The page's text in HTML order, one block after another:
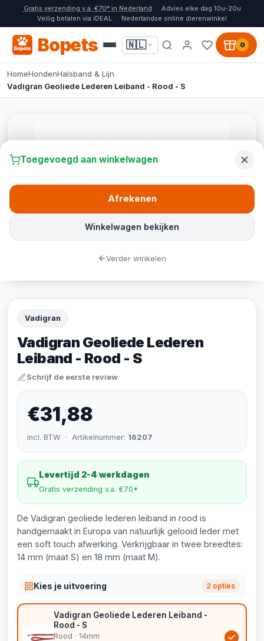
Gratis verzending v.a. €70* in Nederland
Advies elke dag 10u-20u
Veilig betalen via iDEAL
Nederlandse online dierenwinkel
Bopets 🇳🇱 0
HomeHondenHalsband & Lijn
Vadigran Geoliede Lederen Leiband - Rood - S
Vadigran
Vadigran Geoliede Lederen
Leiband - Rood - S
Schrijf de eerste review
€31,88
incl. BTW · Artikelnummer: 16207
Levertijd 2-4 werkdagen
Gratis verzending v.a. €70*
De Vadigran geoliede lederen leiband in rood is
handgemaakt in Europa van natuurlijk gelooid leder met
een soft touch afwerking. Verkrijgbaar in twee breedtes:
14 mm (maat S) en 18 mm (maat M).
Kies je uitvoering 2 opties
Vadigran Geoliede Lederen Leiband -
Rood - S
Rood · 14mm
Toegevoegd aan winkelwagen
Winkelwagen bekijken
Afrekenen
Verder winkelen